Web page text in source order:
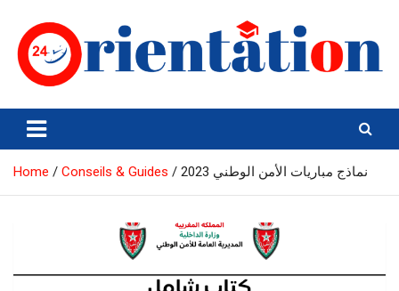
content
Orientation24
Emploi et Orientation au Maroc
Home Conseils & Guides نماذج مباريات الأمن الوطني 2023